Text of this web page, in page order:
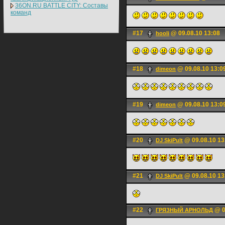
36ON.RU BATTLE CITY: Составы
команд
#17 hooli @ 09.08.10 13:08
#18 dimeon @ 09.08.10
#19 dimeon @ 09.08.10
#20 DJ SkiPult @ 09.08.10
#21 DJ SkiPult @ 09.08.10
#22 ГРЯЗНЫЙ АРНОЛЬД @